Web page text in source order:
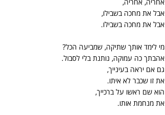
אבל את מחכה בשבילו,
אבל את מחכה בשבילו.
מי לימד אותך שתיקה, שמביעה הכל?
אהבתך כה עמוקה, נותנת בלי לסבול.
גם אם יראה בעינייך,
את זו שכבר לא איתו.
הוא שם ראשו על ברכייך,
את מנחמת אותו.